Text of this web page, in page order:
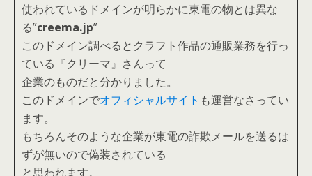
使われているドメインが明らかに東電の物とは異な
る”creema.jp”
このドメイン調べるとクラフト作品の通販業務を行っ
ている『クリーマ』さんって
企業のものだと分かりました。
このドメインでオフィシャルサイト も運営なさってい
ます。
もちろんそのような企業が東電の詐欺メールを送るは
ずが無いので偽装されている
と思われます。